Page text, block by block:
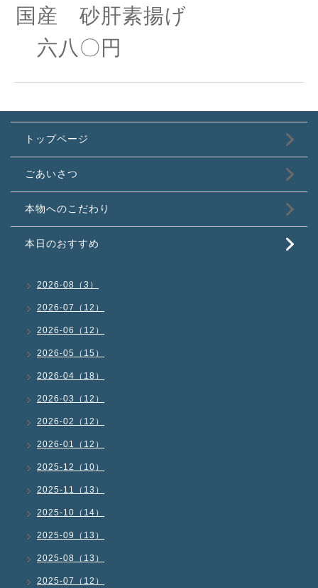
国産 砂肝素揚げ
六八〇円
トップページ
ごあいさつ
本物へのこだわり
本日のおすすめ
2026-08（3）
2026-07（12）
2026-06（12）
2026-05（15）
2026-04（18）
2026-03（12）
2026-02（12）
2026-01（12）
2025-12（10）
2025-11（13）
2025-10（14）
2025-09（13）
2025-08（13）
2025-07（12）